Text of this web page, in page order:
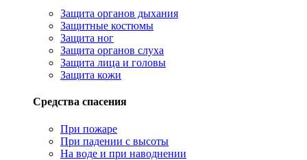
Защита органов дыхания
Защитные костюмы
Защита ног
Защита органов слуха
Защита лица и головы
Защита кожи
Средства спасения
При пожаре
При падении с высоты
На воде и при наводнении